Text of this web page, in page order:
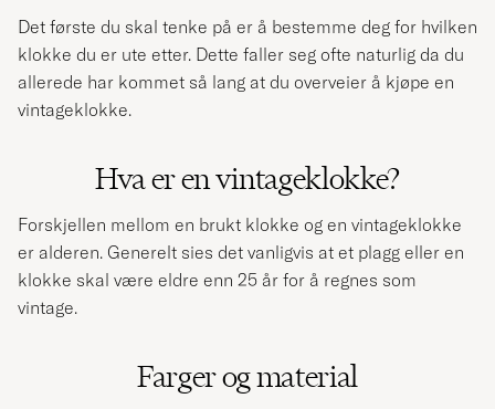
Det første du skal tenke på er å bestemme deg for hvilken
klokke du er ute etter. Dette faller seg ofte naturlig da du
allerede har kommet så lang at du overveier å kjøpe en
vintageklokke.
Hva er en vintageklokke?
Forskjellen mellom en brukt klokke og en vintageklokke
er alderen. Generelt sies det vanligvis at et plagg eller en
klokke skal være eldre enn 25 år for å regnes som
vintage.
Farger og material